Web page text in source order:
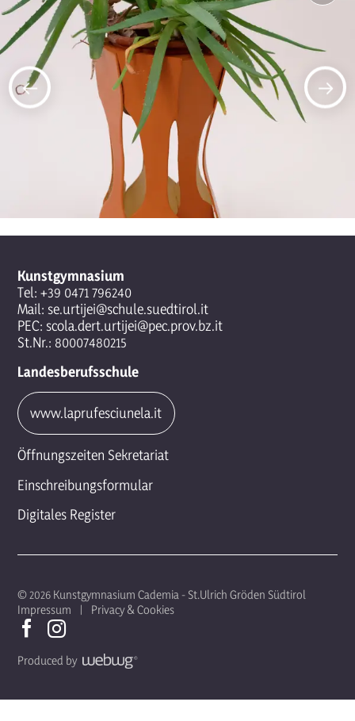
Kunstgymnasium
Tel: +39 0471 796240
Mail: se.urtijei@schule.suedtirol.it
PEC: scola.dert.urtijei@pec.prov.bz.it
St.Nr.: 80007480215
Landesberufsschule
www.laprufesciunela.it
Öffnungszeiten Sekretariat
Einschreibungsformular
Digitales Register
© 2026 Kunstgymnasium Cademia - St.Ulrich Gröden Südtirol
Impressum
Privacy & Cookies
Produced by